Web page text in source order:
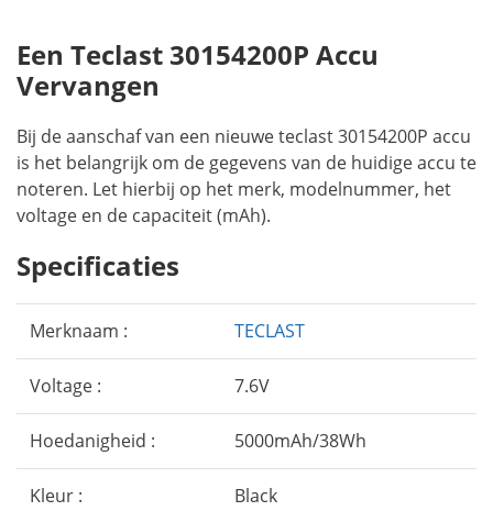
Een Teclast 30154200P Accu
Vervangen
Bij de aanschaf van een nieuwe teclast 30154200P accu
is het belangrijk om de gegevens van de huidige accu te
noteren. Let hierbij op het merk, modelnummer, het
voltage en de capaciteit (mAh).
Specificaties
Merknaam : TECLAST
Voltage : 7.6V
Hoedanigheid : 5000mAh/38Wh
Kleur : Black